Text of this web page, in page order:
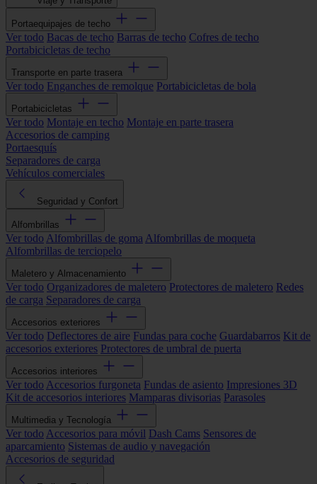
Portaequipajes de techo
Ver todo Bacas de techo Barras de techo Cofres de techo
Portabicicletas de techo
Transporte en parte trasera
Ver todo Enganches de remolque Portabicicletas de bola
Portabicicletas
Ver todo Montaje en techo Montaje en parte trasera
Accesorios de camping
Portaesquís
Separadores de carga
Vehículos comerciales
Seguridad y Confort
Alfombrillas
Ver todo Alfombrillas de goma Alfombrillas de moqueta
Alfombrillas de terciopelo
Maletero y Almacenamiento
Ver todo Organizadores de maletero Protectores de maletero Redes
de carga Separadores de carga
Accesorios exteriores
Ver todo Deflectores de aire Fundas para coche Guardabarros Kit de
accesorios exteriores Protectores de umbral de puerta
Accesorios interiores
Ver todo Accesorios furgoneta Fundas de asiento Impresiones 3D
Kit de accesorios interiores Mamparas divisorias Parasoles
Multimedia y Tecnología
Ver todo Accesorios para móvil Dash Cams Sensores de
aparcamiento Sistemas de audio y navegación
Accesorios de seguridad